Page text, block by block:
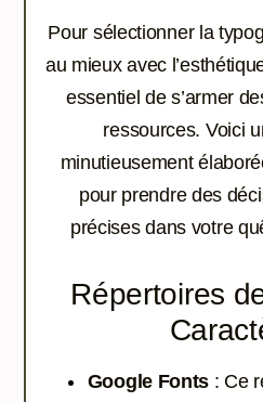
Pour sélectionner la
au mieux avec
essentiel de s’armer
ressources. Voici
minutieusement
pour prendre des
précises dans votre
Répertoires
Google Fonts : Ce